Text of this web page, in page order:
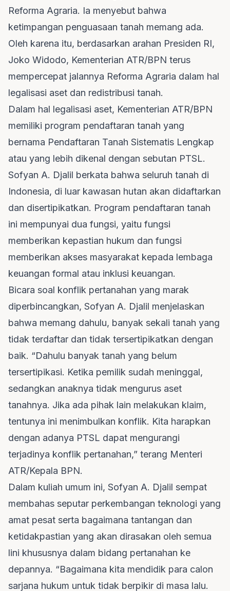
Reforma Agraria. Ia menyebut bahwa
ketimpangan penguasaan tanah memang ada.
Oleh karena itu, berdasarkan arahan Presiden RI,
Joko Widodo, Kementerian ATR/BPN terus
mempercepat jalannya Reforma Agraria dalam hal
legalisasi aset dan redistribusi tanah.
Dalam hal legalisasi aset, Kementerian ATR/BPN
memiliki program pendaftaran tanah yang
bernama Pendaftaran Tanah Sistematis Lengkap
atau yang lebih dikenal dengan sebutan PTSL.
Sofyan A. Djalil berkata bahwa seluruh tanah di
Indonesia, di luar kawasan hutan akan didaftarkan
dan disertipikatkan. Program pendaftaran tanah
ini mempunyai dua fungsi, yaitu fungsi
memberikan kepastian hukum dan fungsi
memberikan akses masyarakat kepada lembaga
keuangan formal atau inklusi keuangan.
Bicara soal konflik pertanahan yang marak
diperbincangkan, Sofyan A. Djalil menjelaskan
bahwa memang dahulu, banyak sekali tanah yang
tidak terdaftar dan tidak tersertipikatkan dengan
baik. “Dahulu banyak tanah yang belum
tersertipikasi. Ketika pemilik sudah meninggal,
sedangkan anaknya tidak mengurus aset
tanahnya. Jika ada pihak lain melakukan klaim,
tentunya ini menimbulkan konflik. Kita harapkan
dengan adanya PTSL dapat mengurangi
terjadinya konflik pertanahan,” terang Menteri
ATR/Kepala BPN.
Dalam kuliah umum ini, Sofyan A. Djalil sempat
membahas seputar perkembangan teknologi yang
amat pesat serta bagaimana tantangan dan
ketidakpastian yang akan dirasakan oleh semua
lini khususnya dalam bidang pertanahan ke
depannya. “Bagaimana kita mendidik para calon
sarjana hukum untuk tidak berpikir di masa lalu.